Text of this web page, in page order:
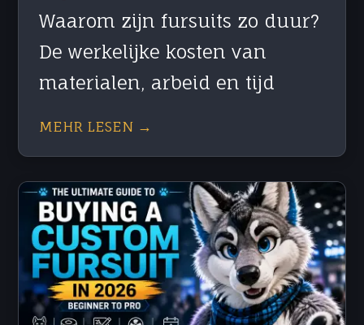
Waarom zijn fursuits zo duur?
De werkelijke kosten van
materialen, arbeid en tijd
MEHR LESEN →